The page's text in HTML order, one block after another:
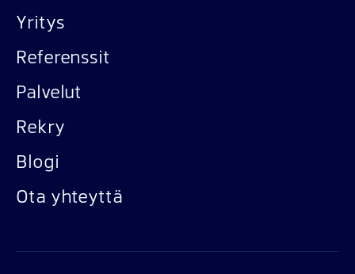
Yritys
Referenssit
Palvelut
Rekry
Blogi
Ota yhteyttä